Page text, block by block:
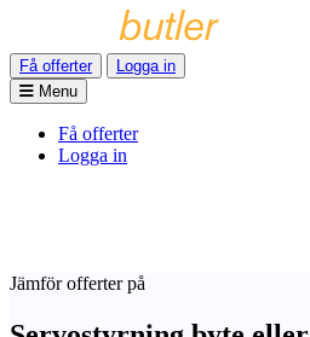
Få offerter
Logga in
Menu
Få offerter
Logga in
Jämför offerter på